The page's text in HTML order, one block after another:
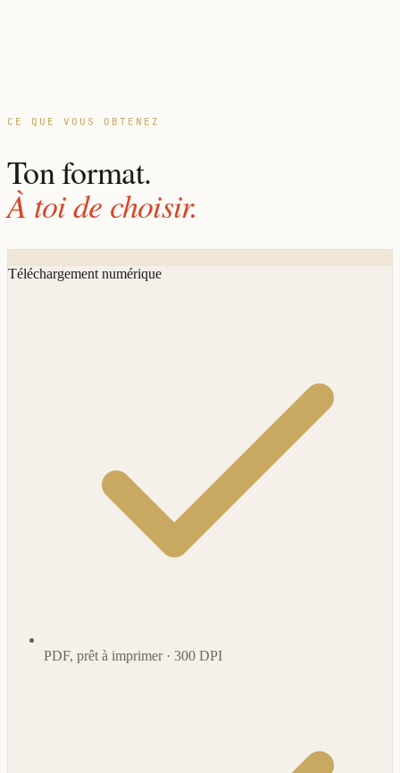
CE QUE VOUS OBTENEZ
Ton format.
À toi de choisir.
Téléchargement numérique
PDF, prêt à imprimer · 300 DPI